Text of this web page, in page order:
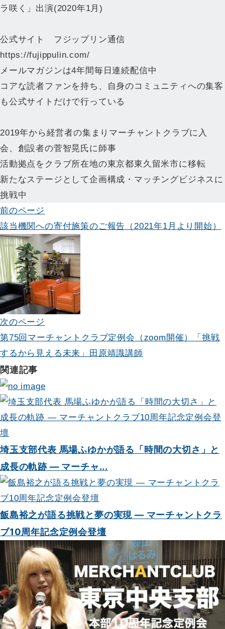
ラ咲く」出演(2020年1月)
公式サイト フジップリン通信
https://fujippulin.com/
メールマガジンは4年間毎日連続配信中
コアな読者ファンを持ち、自身のコミュニティへの集客
も公式サイトだけで行っている
2019年から経営者の集まりマーチャントクラブに入
会、創設者の菅智晃氏に師事
活動拠点をクラブ所在地の東京都東久留米市に移転
新たなステージとして企画構成・マッチングビジネスに
挑戦中
投
稿
ナ
ビ
ゲ
ー
シ
ョ
ン
前のページ
該当機関への寄付施策のご報告（2021年1月より開始）
次のページ
第75回マーチャントクラブ定例会（zoom開催）「挑戦
するから見える未来」田原靖識講師
関連記事
埼玉支部代表 馬場ふゆかが語る「時間の大切さ」と
成長の軌跡 — マーチャ...
飯島裕之が語る挑戦と夢の実現 — マーチャントクラ
ブ10周年記念定例会登壇